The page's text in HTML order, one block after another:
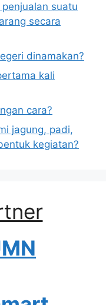
suatu
secara
dinamakan?
kali
cara?
jagung, padi,
kegiatan?